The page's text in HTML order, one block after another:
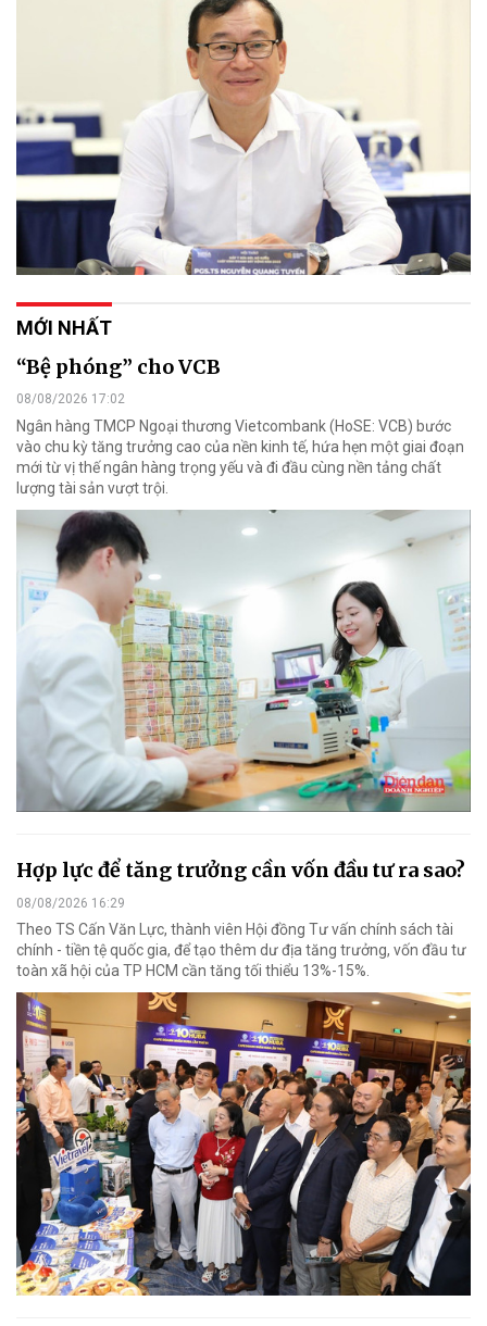
MỚI NHẤT
“Bệ phóng” cho VCB
08/08/2026 17:02
Ngân hàng TMCP Ngoại thương Vietcombank (HoSE: VCB) bước
vào chu kỳ tăng trưởng cao của nền kinh tế, hứa hẹn một giai đoạn
mới từ vị thế ngân hàng trọng yếu và đi đầu cùng nền tảng chất
lượng tài sản vượt trội.
Hợp lực để tăng trưởng cần vốn đầu tư ra sao?
08/08/2026 16:29
Theo TS Cấn Văn Lực, thành viên Hội đồng Tư vấn chính sách tài
chính - tiền tệ quốc gia, để tạo thêm dư địa tăng trưởng, vốn đầu tư
toàn xã hội của TP HCM cần tăng tối thiểu 13%-15%.